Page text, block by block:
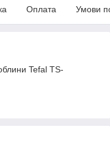
Оплата Умови
Tefal TS-